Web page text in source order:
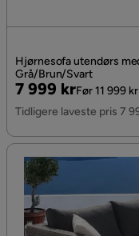
Hjørnesofa utendørs
Grå/Brun/Svart
Pris
7 999 kr
Original
Pris
Før 11 999 kr
Tidligere laveste pris 7